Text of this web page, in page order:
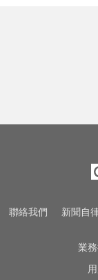
明海
《
逝...
才宣
聯絡我們 新聞自
業